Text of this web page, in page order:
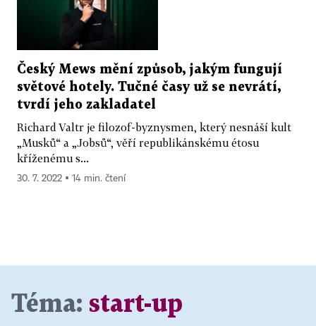
Český Mews mění způsob, jakým fungují
světové hotely. Tučné časy už se nevrátí,
tvrdí jeho zakladatel
Richard Valtr je filozof-byznysmen, který nesnáší kult
„Musků“ a „Jobsů“, věří republikánskému étosu
kříženému s...
30. 7. 2022 ▪ 14 min. čtení
Téma: start-up